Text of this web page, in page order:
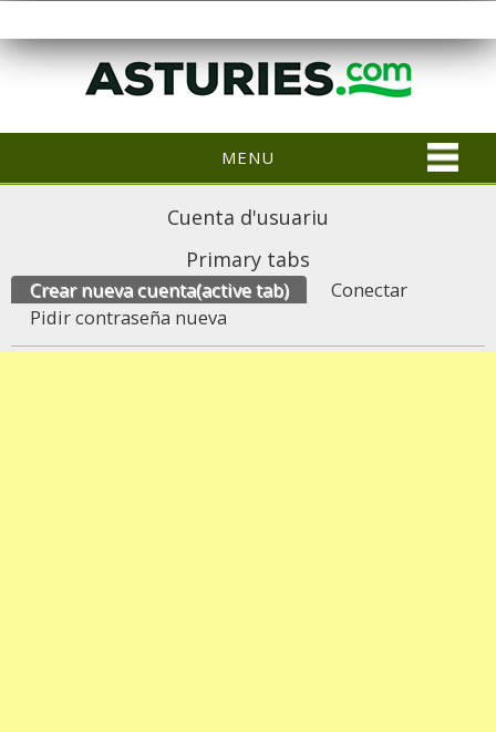
MENU
Cuenta d'usuariu
Primary tabs
Crear nueva cuenta(active tab)
Conectar
Pidir contraseña nueva